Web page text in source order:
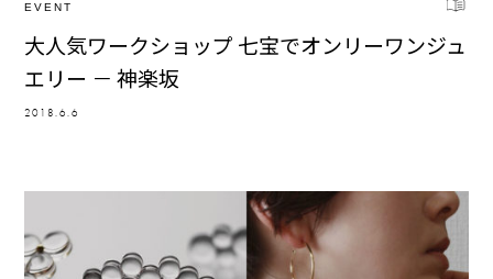
EVENT
大人気ワークショップ 七宝でオンリーワンジュ
エリー － 神楽坂
2018.6.6